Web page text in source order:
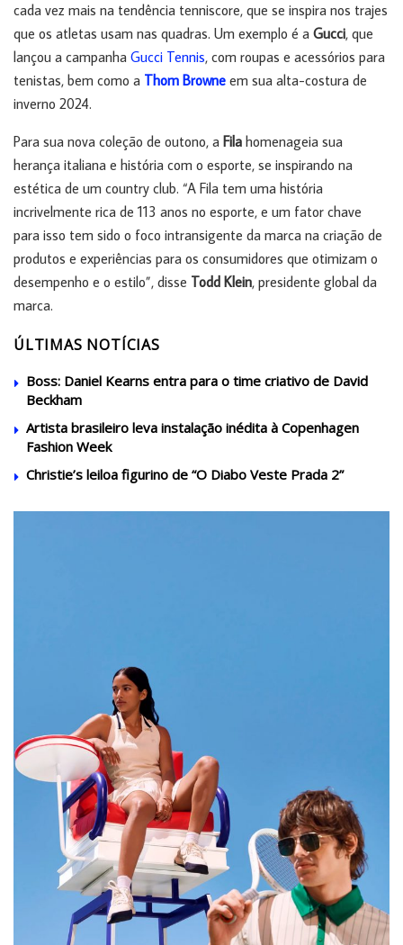
cada vez mais na tendência tenniscore, que se inspira nos trajes
que os atletas usam nas quadras. Um exemplo é a Gucci, que
lançou a campanha Gucci Tennis, com roupas e acessórios para
tenistas, bem como a Thom Browne em sua alta-costura de
inverno 2024.
Para sua nova coleção de outono, a Fila homenageia sua
herança italiana e história com o esporte, se inspirando na
estética de um country club. “A Fila tem uma história
incrivelmente rica de 113 anos no esporte, e um fator chave
para isso tem sido o foco intransigente da marca na criação de
produtos e experiências para os consumidores que otimizam o
desempenho e o estilo”, disse Todd Klein, presidente global da
marca.
ÚLTIMAS NOTÍCIAS
Boss: Daniel Kearns entra para o time criativo de David
Beckham
Artista brasileiro leva instalação inédita à Copenhagen
Fashion Week
Christie’s leiloa figurino de “O Diabo Veste Prada 2”